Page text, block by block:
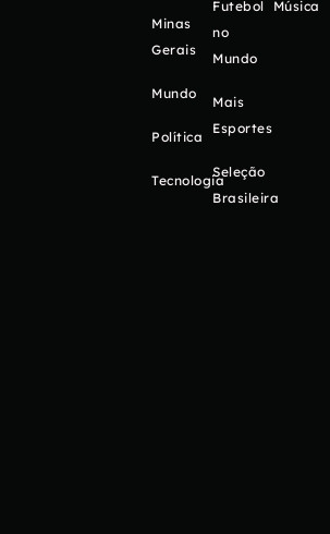
Minas
Gerais
Mundo
Política
Tecnologia
Futebol
no
Mundo
Mais
Esportes
Seleção
Brasileira
Música